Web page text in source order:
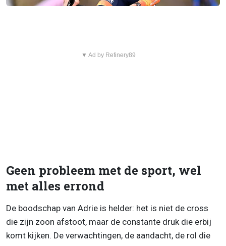
▼ Ad by Refinery89
Geen probleem met de sport, wel
met alles errond
De boodschap van Adrie is helder: het is niet de cross
die zijn zoon afstoot, maar de constante druk die erbij
komt kijken. De verwachtingen, de aandacht, de rol die